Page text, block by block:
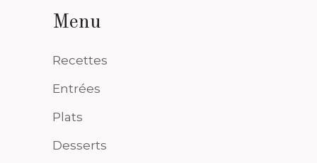
Menu
Recettes
Entrées
Plats
Desserts